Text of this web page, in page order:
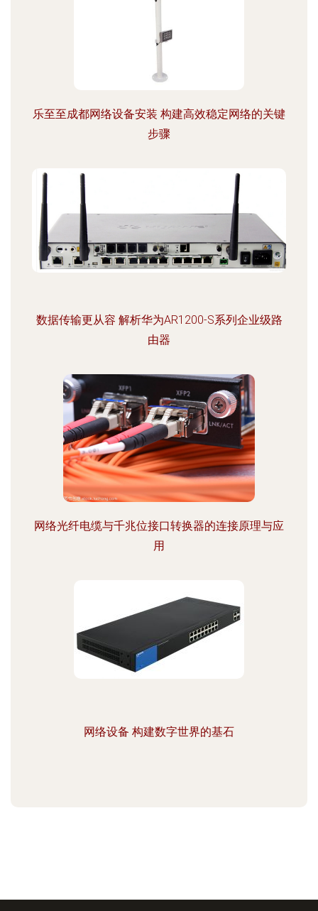
乐至至成都网络设备安装 构建高效稳定网络的关键
步骤
数据传输更从容 解析华为AR1200-S系列企业级路
由器
网络光纤电缆与千兆位接口转换器的连接原理与应
用
网络设备 构建数字世界的基石